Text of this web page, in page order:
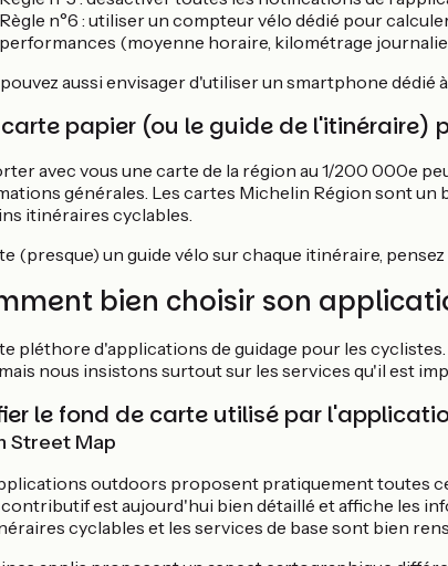
Règle n°6 : utiliser un compteur vélo dédié pour
performances (moyenne horaire, kilométrage
aussi envisager d'utiliser un smartphone dédié
carte papier (ou le guide de l'itinéraire)
avec vous une carte de la région au 1/200 000e
générales. Les cartes Michelin Région sont un
itinéraires cyclables.
(presque) un guide vélo sur chaque itinéraire, pensez
bien choisir son
pléthore d'applications de guidage pour les
nous insistons surtout sur les services qu'il est
le fond de carte utilisé par
Street Map
outdoors proposent pratiquement toutes
est aujourd'hui bien détaillé et affiche les
cyclables et les services de base sont bien